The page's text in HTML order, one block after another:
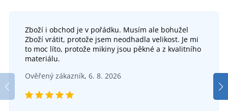
Zboží i obchod je v pořádku. Musím ale bohužel
Zboží vrátit, protože jsem neodhadla velikost. Je mi
to moc líto, protože mikiny jsou pěkné a z kvalitního
materiálu.
Ověřený zákazník, 6. 8. 2026